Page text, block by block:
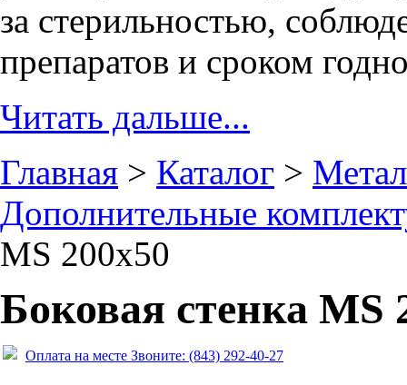
за стерильностью,
препаратов и сроком
Читать дальше...
Главная > Каталог >
Дополнительные
MS 200х50
Боковая стенка MS
Оплата на месте Звоните: (843) 292-40-27